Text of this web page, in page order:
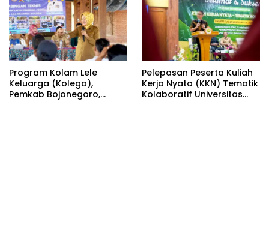
Program Kolam Lele
Keluarga (Kolega),
Pemkab Bojonegoro,
Pelepasan Peserta Kuliah
Kerja Nyata (KKN) Tematik
Kolaboratif Universitas